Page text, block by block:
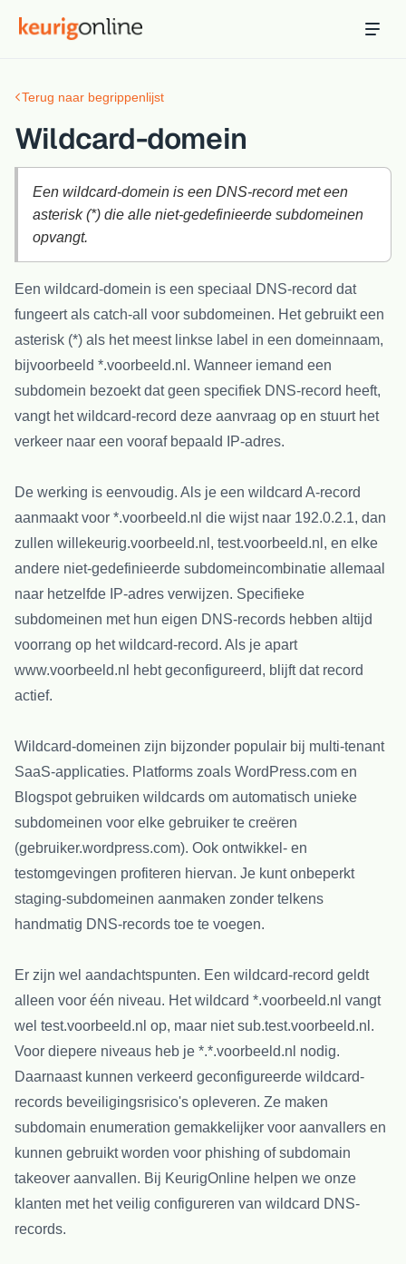
Hosting
Hosting & servers
Domeinnaam
Registreer je domein
Ondersteuning
Ontdek
Blog & tools
Webmail
Terug naar begrippenlijst
Wildcard-domein
Een wildcard-domein is een DNS-record met een
asterisk (*) die alle niet-gedefinieerde subdomeinen
opvangt.
Een wildcard-domein is een speciaal DNS-record dat
fungeert als catch-all voor subdomeinen. Het gebruikt een
asterisk (*) als het meest linkse label in een domeinnaam,
bijvoorbeeld *.voorbeeld.nl. Wanneer iemand een
subdomein bezoekt dat geen specifiek DNS-record heeft,
vangt het wildcard-record deze aanvraag op en stuurt het
verkeer naar een vooraf bepaald IP-adres.
De werking is eenvoudig. Als je een wildcard A-record
aanmaakt voor *.voorbeeld.nl die wijst naar 192.0.2.1, dan
zullen willekeurig.voorbeeld.nl, test.voorbeeld.nl, en elke
andere niet-gedefinieerde subdomeincombinatie allemaal
naar hetzelfde IP-adres verwijzen. Specifieke
subdomeinen met hun eigen DNS-records hebben altijd
voorrang op het wildcard-record. Als je apart
www.voorbeeld.nl hebt geconfigureerd, blijft dat record
actief.
Wildcard-domeinen zijn bijzonder populair bij multi-tenant
SaaS-applicaties. Platforms zoals WordPress.com en
Blogspot gebruiken wildcards om automatisch unieke
subdomeinen voor elke gebruiker te creëren
(gebruiker.wordpress.com). Ook ontwikkel- en
testomgevingen profiteren hiervan. Je kunt onbeperkt
staging-subdomeinen aanmaken zonder telkens
handmatig DNS-records toe te voegen.
Er zijn wel aandachtspunten. Een wildcard-record geldt
alleen voor één niveau. Het wildcard *.voorbeeld.nl vangt
wel test.voorbeeld.nl op, maar niet sub.test.voorbeeld.nl.
Voor diepere niveaus heb je *.*.voorbeeld.nl nodig.
Daarnaast kunnen verkeerd geconfigureerde wildcard-
records beveiligingsrisico's opleveren. Ze maken
subdomain enumeration gemakkelijker voor aanvallers en
kunnen gebruikt worden voor phishing of subdomain
takeover aanvallen. Bij KeurigOnline helpen we onze
klanten met het veilig configureren van wildcard DNS-
records.